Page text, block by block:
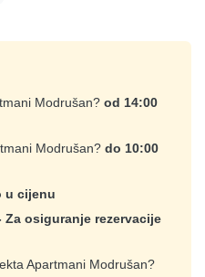
Modrušan? od 14:00
Modrušan? do 10:00
u cijenu
Za osiguranje rezervacije
Apartmani Modrušan?